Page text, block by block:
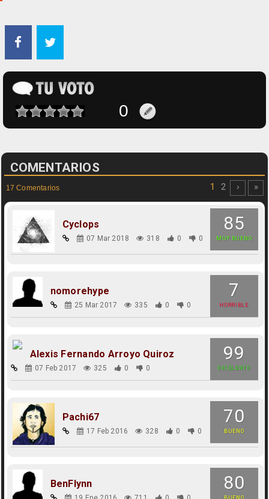
COMENTARIOS
17 Comentarios 1 2 › »
85
MUY BUENO
Cyclops
07 Mar 2018 318 0 0
7
HORRIBLE
nomorehype
25 Mar 2017 335 0 0
99
EXCELENTE
Alexis Fernando Arroyo Quiroz
07 Feb 2017 325 0 0
70
BUENO
Pachi67
17 Feb 2016 328 0 0
80
BUENO
BenFlynn